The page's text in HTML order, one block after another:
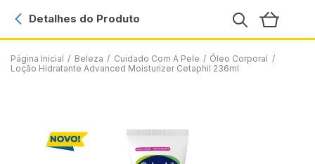
Página Inicial / Beleza / Cuidado Com A Pele / Óleo Corporal /
Loção Hidratante Advanced Moisturizer Cetaphil 236ml
Detalhes do Produto